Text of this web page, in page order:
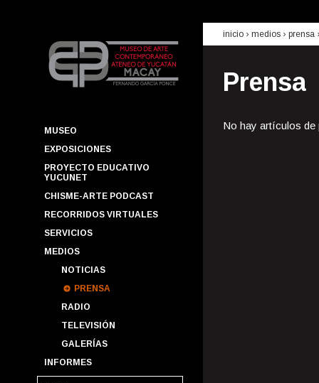
MUSEO
EXPOSICIONES
PROYECTO EDUCATIVO
YUCUNET
CHISME-ARTE PODCAST
RECORRIDOS VIRTUALES
SERVICIOS
MEDIOS
NOTICIAS
PRENSA
RADIO
TELEVISIÓN
GALERÍAS
INFORMES
inicio › medios › prensa
Prensa
No hay artículos de